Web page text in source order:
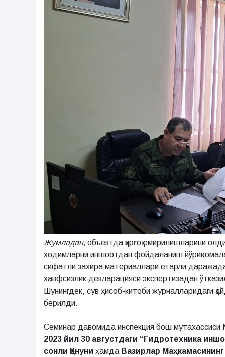
Жумладан, объектда қирғоқ емирилишларини
ходимларни иншоотдан фойдаланиш
сифатли захира материаллари етарли
хавфсизлик декларацияси экспертизадан
Шунингдек, сув ҳисоб-китоби журналларидаги
берилди.
Семинар давомида инспекция бош
2023 йил 30 августдаги “Гидротехника
сонли Қонуни ҳамда Вазирлар